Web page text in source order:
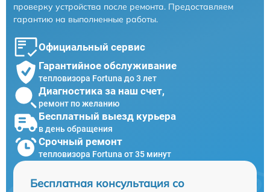
проверку устройства после ремонта. Предоставляем
гарантию на выполненные работы.
Официальный сервис
Гарантийное обслуживание
тепловизора Fortuna до 3 лет
Диагностика за наш счет,
ремонт по желанию
Бесплатный выезд курьера
в день обращения
Срочный ремонт
тепловизора Fortuna от 35 минут
Бесплатная консультация со